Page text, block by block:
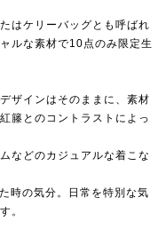
はケリーバッグとも呼ばれ
ルな素材で10点のみ限定生
ザインはそのままに、素材
籐とのコントラストによっ
などのカジュアルな着こな
時の気分。日常を特別な気
。